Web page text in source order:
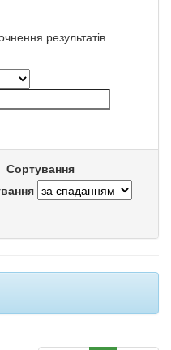
результатів
Сортування